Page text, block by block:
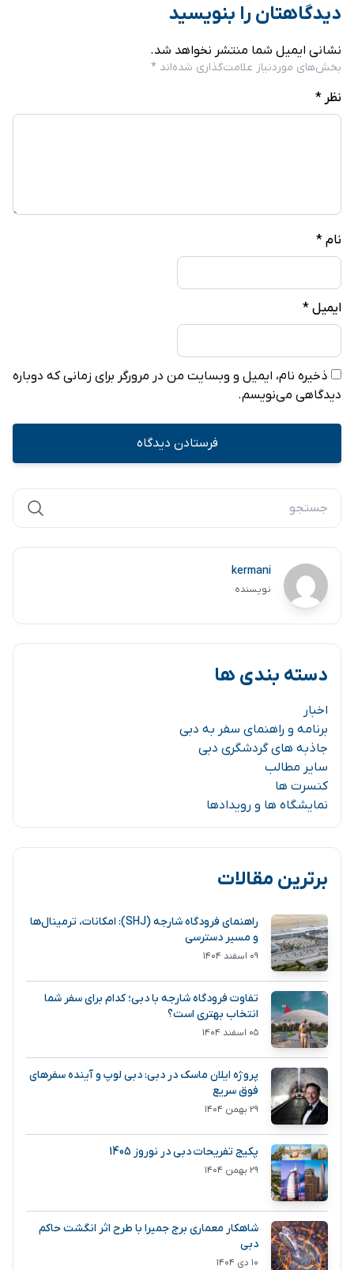
دیدگاهتان را بنویسید
نشانی ایمیل شما منتشر نخواهد شد.
بخش‌های موردنیاز علامت‌گذاری شده‌اند *
نظر *
نام *
ایمیل *
ذخیره نام، ایمیل و وبسایت من در مرورگر برای زمانی که دوباره
دیدگاهی می‌نویسم.
kermani
نویسنده
دسته بندی ها
اخبار
برنامه و راهنمای سفر به دبی
جاذبه های گردشگری دبی
سایر مطالب
کنسرت ها
نمایشگاه ها و رویدادها
برترین مقالات
راهنمای فرودگاه شارجه (SHJ): امکانات، ترمینال‌ها
و مسیر دسترسی
۰۹ اسفند ۱۴۰۴
تفاوت فرودگاه شارجه با دبی؛ کدام برای سفر شما
انتخاب بهتری است؟
۰۵ اسفند ۱۴۰۴
پروژه ایلان ماسک در دبی: دبی لوپ و آینده سفرهای
فوق سریع
۲۹ بهمن ۱۴۰۴
پکیج تفریحات دبی در نوروز 1405
۲۹ بهمن ۱۴۰۴
شاهکار معماری برج جمیرا با طرح اثر انگشت حاکم
دبی
۱۰ دی ۱۴۰۴